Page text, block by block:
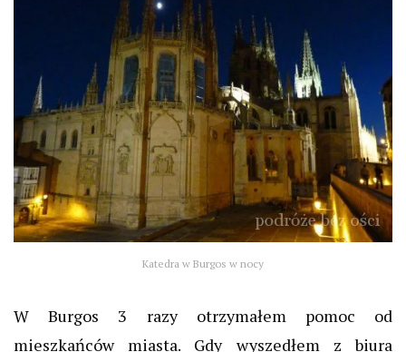
Katedra w Burgos w nocy
W Burgos 3 razy otrzymałem pomoc od
mieszkańców miasta. Gdy wyszedłem z biura